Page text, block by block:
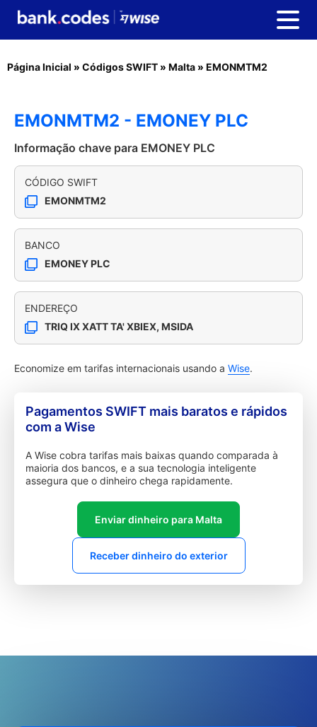
Página Inicial » Códigos SWIFT » Malta » EMONMTM2
EMONMTM2 - EMONEY PLC
Informação chave para EMONEY PLC
CÓDIGO SWIFT
EMONMTM2
BANCO
EMONEY PLC
ENDEREÇO
TRIQ IX XATT TA' XBIEX, MSIDA
Economize em tarifas internacionais usando a Wise.
Pagamentos SWIFT mais baratos e rápidos
com a Wise
A Wise cobra tarifas mais baixas quando comparada à
maioria dos bancos, e a sua tecnologia inteligente
assegura que o dinheiro chega rapidamente.
Enviar dinheiro para Malta
Receber dinheiro do exterior